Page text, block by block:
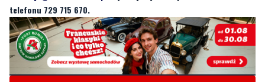
Byliście świadkami zdarzenia w naszym regionie? Chcecie
aby nasza redakcja zajęła się jakimś tematem? Czekamy na
Wasze sygnały i informacje. Można kontaktować się z naszą